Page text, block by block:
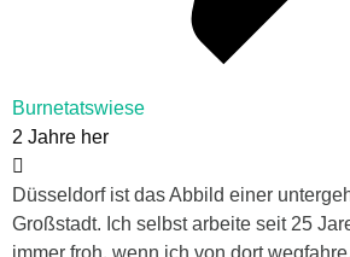
Burnetatswiese
2 Jahre her
Düsseldorf ist das Abbild einer
Großstadt. Ich selbst arbeite seit 25
immer froh, wenn ich von dort